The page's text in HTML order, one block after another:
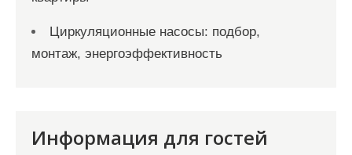
Циркуляционные насосы: подбор,
монтаж, энергоэффективность
Информация для гостей